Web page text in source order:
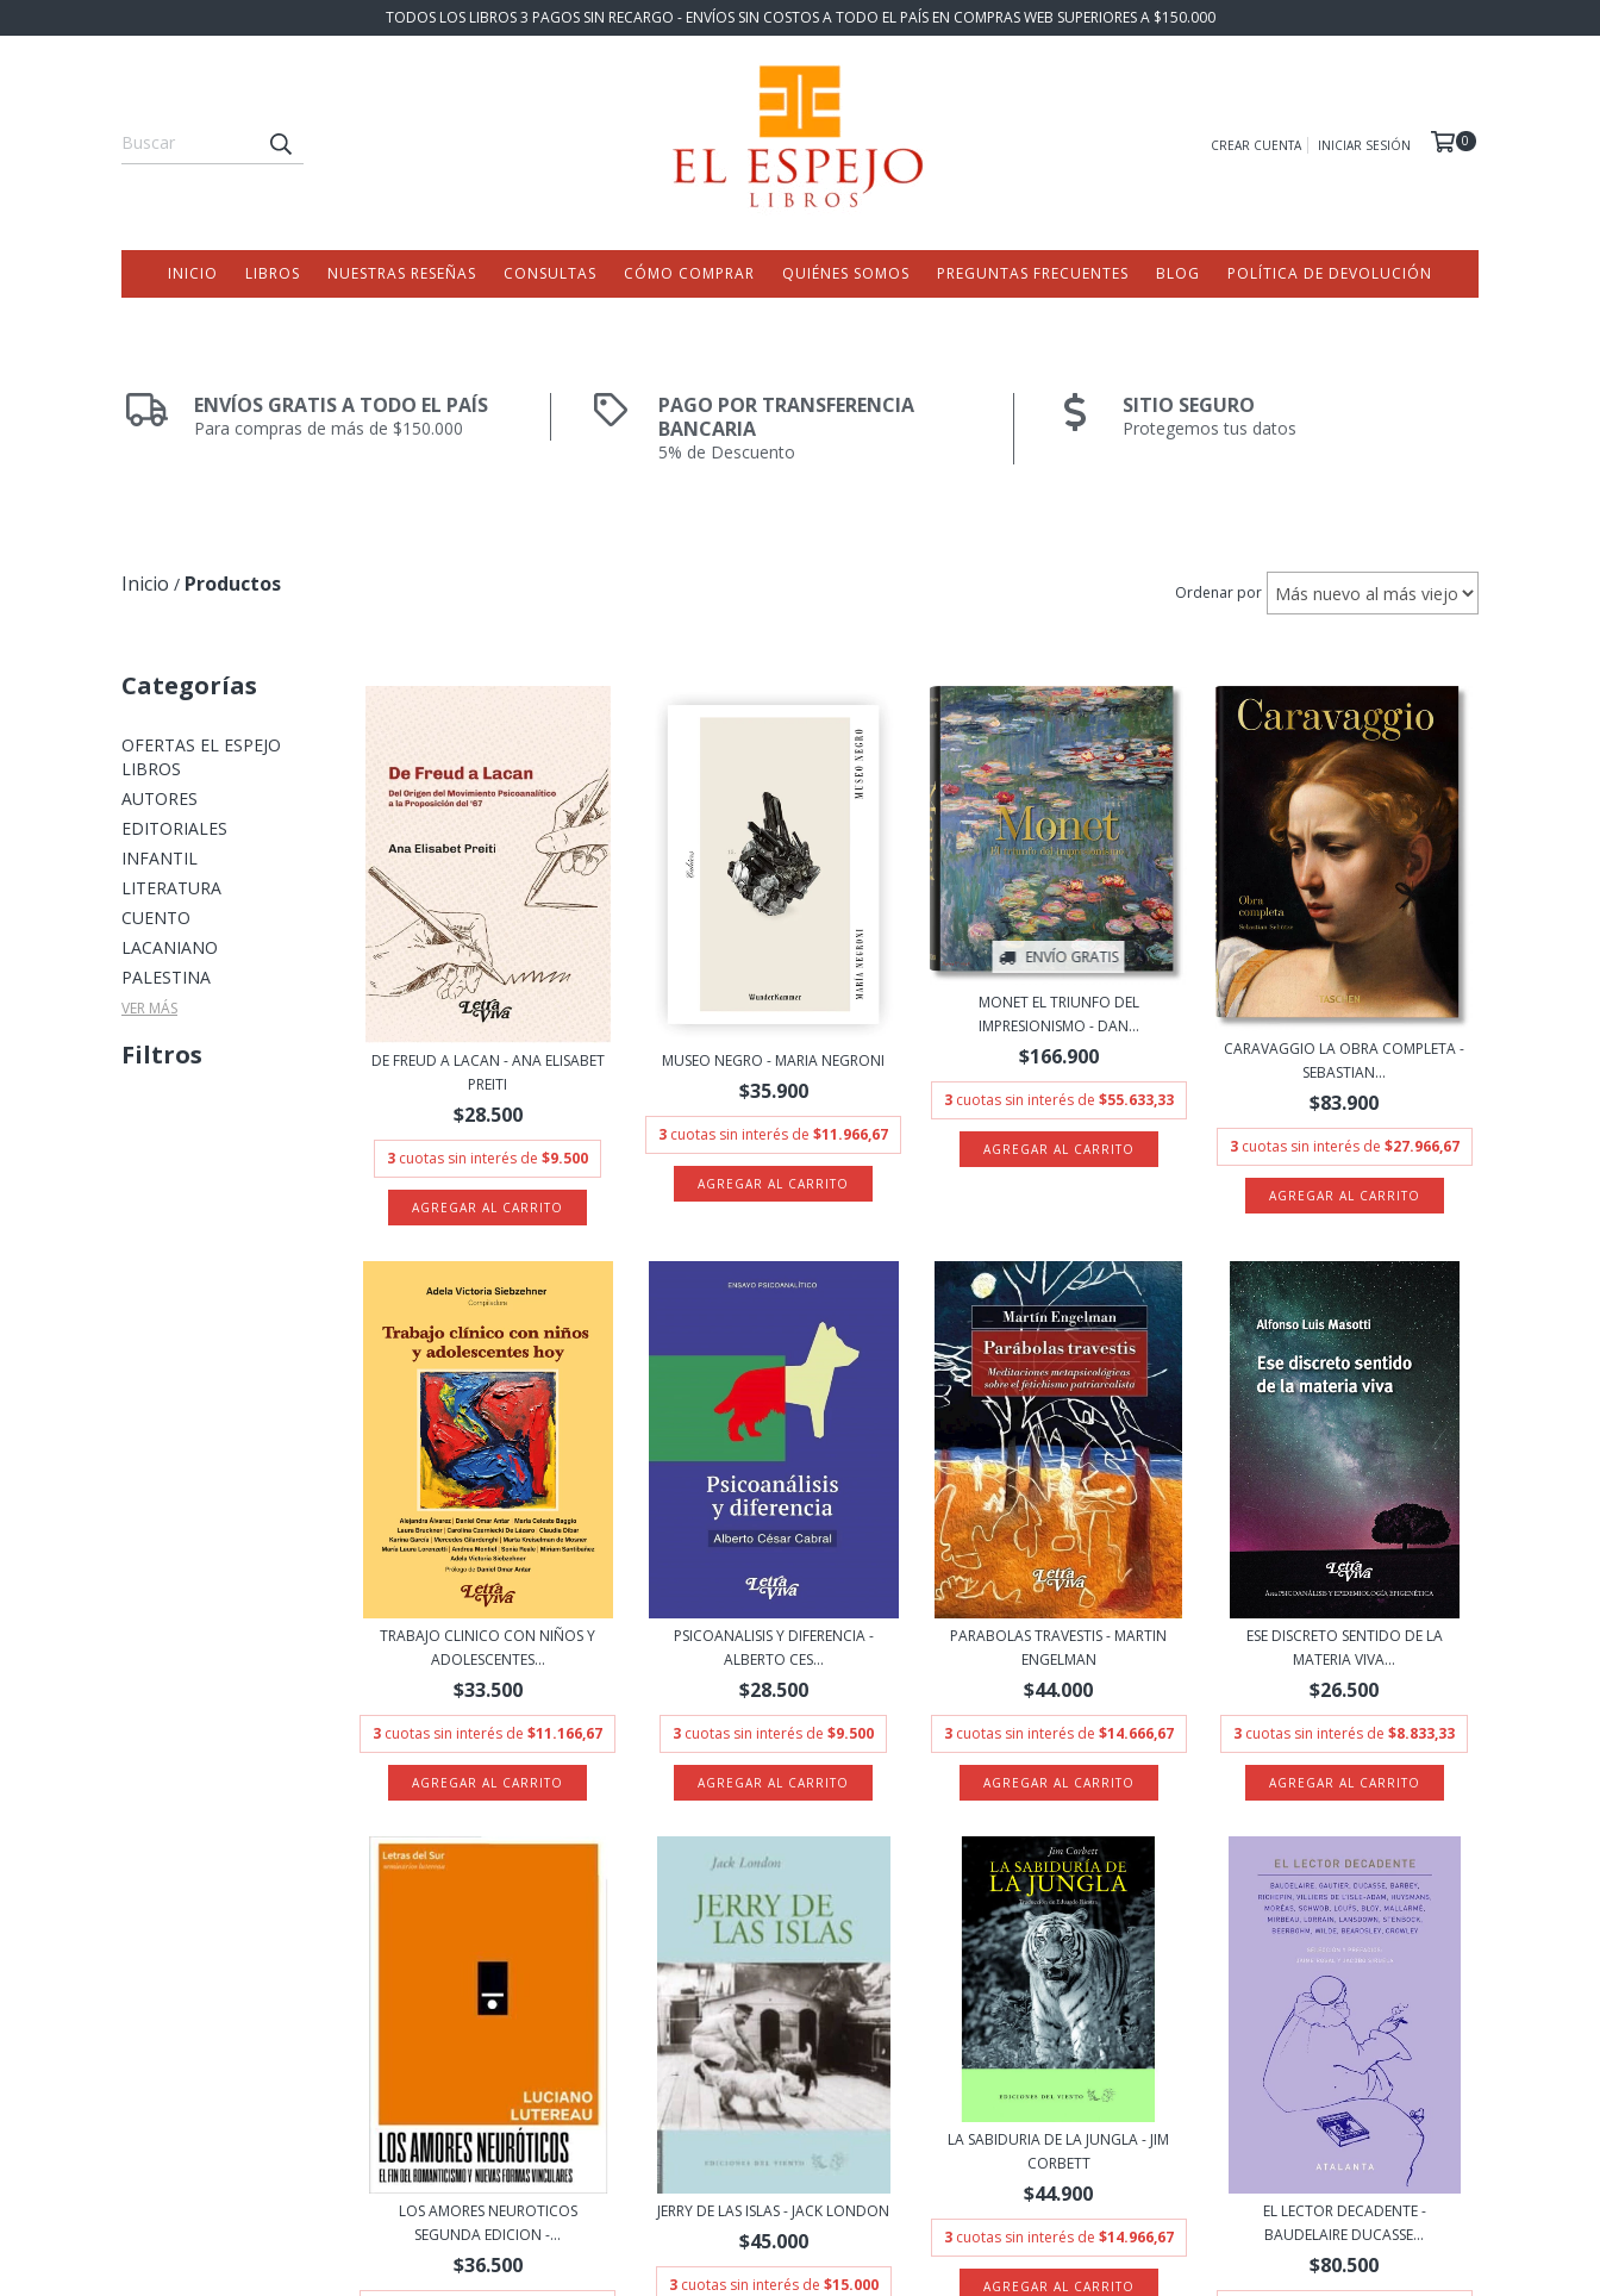
TODOS LOS LIBROS 3 PAGOS SIN RECARGO - ENVÍOS SIN COSTOS A TODO EL PAÍS EN COMPRAS WEB SUPERIORES A $150.000
CREAR CUENTA INICIAR SESIÓN 0
INICIO LIBROS NUESTRAS RESEÑAS CONSULTAS CÓMO COMPRAR QUIÉNES SOMOS PREGUNTAS FRECUENTES BLOG POLÍTICA DE DEVOLUCIÓN
ENVÍOS GRATIS A TODO EL PAÍS
Para compras de más de $150.000
PAGO POR TRANSFERENCIA
BANCARIA
5% de Descuento
SITIO SEGURO
Protegemos tus datos
Inicio / Productos Ordenar por
Categorías
OFERTAS EL ESPEJO
LIBROS
AUTORES
EDITORIALES
INFANTIL
LITERATURA
CUENTO
LACANIANO
PALESTINA
VER MÁS
Filtros
DE FREUD A LACAN - ANA ELISABET
PREITI
$28.500
3 cuotas sin interés de$9.500
MUSEO NEGRO - MARIA NEGRONI
$35.900
3 cuotas sin interés de$11.966,67
ENVÍO GRATIS
MONET EL TRIUNFO DEL
IMPRESIONISMO - DAN...
$166.900
3 cuotas sin interés de $55.633,33
CARAVAGGIO LA OBRA COMPLETA -
SEBASTIAN...
$83.900
3 cuotas sin interés de $27.966,67
TRABAJO CLINICO CON NIÑOS Y
ADOLESCENTES...
$33.500
3 cuotas sin interés de$11.166,67
PSICOANALISIS Y DIFERENCIA -
ALBERTO CES...
$28.500
3 cuotas sin interés de$9.500
PARABOLAS TRAVESTIS - MARTIN
ENGELMAN
$44.000
3 cuotas sin interés de $14.666,67
ESE DISCRETO SENTIDO DE LA
MATERIA VIVA...
$26.500
3 cuotas sin interés de$8.833,33
LOS AMORES NEUROTICOS
SEGUNDA EDICION -...
$36.500
JERRY DE LAS ISLAS - JACK LONDON
$45.000
3 cuotas sin interés de $15.000
LA SABIDURIA DE LA JUNGLA - JIM
CORBETT
$44.900
3 cuotas sin interés de $14.966,67
EL LECTOR DECADENTE -
BAUDELAIRE DUCASSE...
$80.500